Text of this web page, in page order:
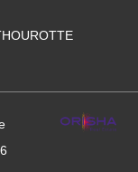
et par la FNAIM,
terrain, immeuble
les villages et
mettons notre